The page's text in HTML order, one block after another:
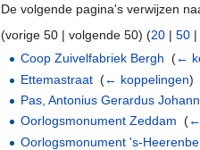
De volgende pagina's verwijzen
(vorige 50 | volgende 50) (20 | 50 |
Coop Zuivelfabriek Bergh ‎(←
Ettemastraat ‎(← koppelingen)
Pas, Antonius Gerardus
Oorlogsmonument Zeddam ‎(
Oorlogsmonument 's-